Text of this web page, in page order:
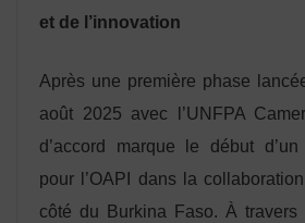
et de l’innovation
Après une première phase
août 2025 avec l’UNFPA
d’accord marque le début
pour l’OAPI dans la
côté du Burkina Faso. À travers